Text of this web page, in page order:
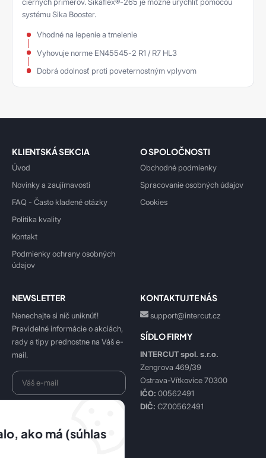
systému Sika Booster.
Vhodné na lepenie a tmelenie
Vyhovuje norme EN45545-2 R1 / R7 HL3
Dobrá odolnosť proti poveternostným vplyvom
KLIENTSKÁ SEKCIA
Úvod
Novinky a zaujímavosti
FAQ - Často kladené otázky
Politika kvality
Kontakt
Podmienky ochrany osobných
údajov
O SPOLOČNOSTI
Obchodné podmienky
Spracovanie osobných údajov
Cookies
NEWSLETTER
Nenechajte si nič uniknúť!
Pravidelné informácie o akciách,
rady a tipy prednostne na Váš e-
mail.
Prihlásiť sa k odberu
KONTAKTUJTE NÁS
support@intercut.cz
SÍDLO FIRMY
INTERCUT spol. s.r.o.
Zengrova 469/39
Ostrava-Vítkovice 70300
IČO: 00562491
DIČ: CZ00562491
ako má (súhlas